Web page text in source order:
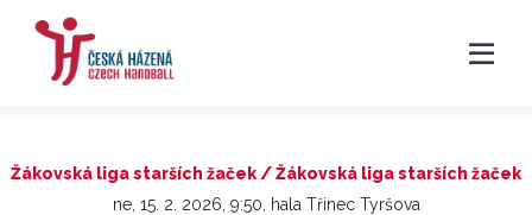
Žákovská liga starších žaček / Žákovská liga starších žaček
ne, 15. 2. 2026, 9:50, hala Třinec Tyršova